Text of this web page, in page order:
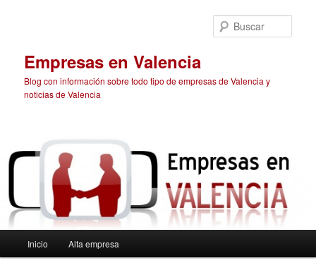
Empresas en Valencia
Blog con información sobre todo tipo de empresas de Valencia y
noticias de Valencia
principal
Inicio Alta empresa